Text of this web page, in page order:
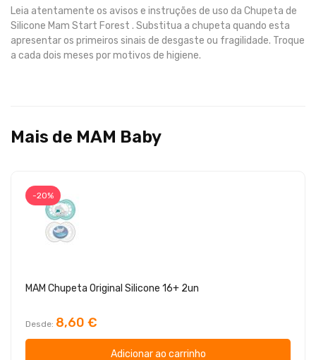
Leia atentamente os avisos e instruções de uso da Chupeta de
Silicone Mam Start Forest . Substitua a chupeta quando esta
apresentar os primeiros sinais de desgaste ou fragilidade. Troque
a cada dois meses por motivos de higiene.
Mais de MAM Baby
-20%
MAM Chupeta Original Silicone 16+ 2un
Desde 8,60 €
Adicionar ao carrinho